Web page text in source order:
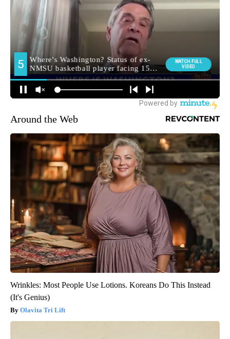
Around the Web
Wrinkles: Most People Use Lotions. Koreans Do This Instead
(It's Genius)
Olavita Tri Lift